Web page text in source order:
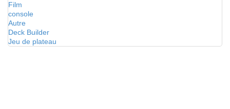
Film
console
Autre
Deck Builder
Jeu de plateau